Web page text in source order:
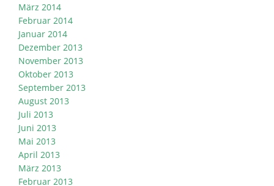
März 2014
Februar 2014
Januar 2014
Dezember 2013
November 2013
Oktober 2013
September 2013
August 2013
Juli 2013
Juni 2013
Mai 2013
April 2013
März 2013
Februar 2013